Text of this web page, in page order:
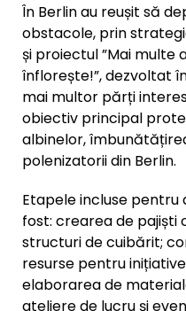
În Berlin au reușit să
obstacole, prin
și proiectul ”Mai multe
înflorește!”, dezvoltat
mai multor părți
obiectiv principal
albinelor,
polenizatorii din Berlin.
Etapele incluse
fost: crearea de pajiști
structuri de cuibărit;
resurse pentru
elaborarea de
ateliere de lucru și